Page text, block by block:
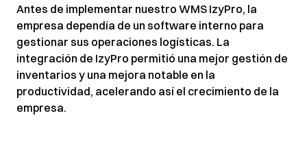
Antes de implementar nuestro WMS IzyPro, la
empresa dependía de un software interno para
gestionar sus operaciones logísticas. La
integración de IzyPro permitió una mejor gestión de
inventarios y una mejora notable en la
productividad, acelerando así el crecimiento de la
empresa.